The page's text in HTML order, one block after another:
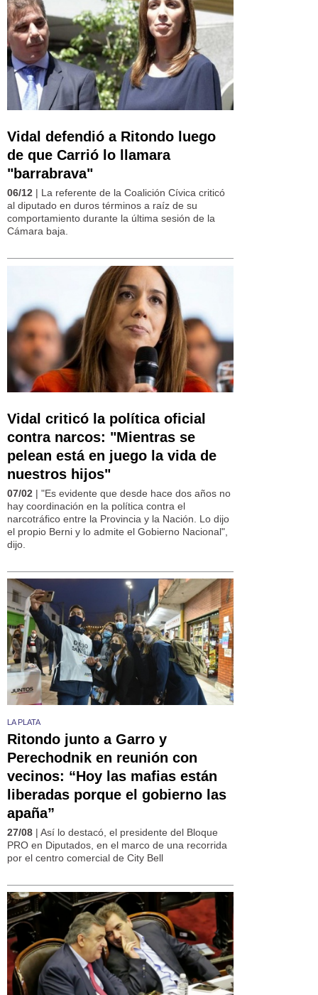
Vidal defendió a Ritondo luego
de que Carrió lo llamara
"barrabrava"
06/12 | La referente de la Coalición Cívica criticó
al diputado en duros términos a raíz de su
comportamiento durante la última sesión de la
Cámara baja.
Vidal criticó la política oficial
contra narcos: "Mientras se
pelean está en juego la vida de
nuestros hijos"
07/02 | "Es evidente que desde hace dos años no
hay coordinación en la política contra el
narcotráfico entre la Provincia y la Nación. Lo dijo
el propio Berni y lo admite el Gobierno Nacional",
dijo.
LA PLATA
Ritondo junto a Garro y
Perechodnik en reunión con
vecinos: “Hoy las mafias están
liberadas porque el gobierno las
apaña”
27/08 | Así lo destacó, el presidente del Bloque
PRO en Diputados, en el marco de una recorrida
por el centro comercial de City Bell